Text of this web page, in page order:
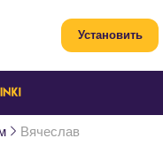
Вячеслав
Установить